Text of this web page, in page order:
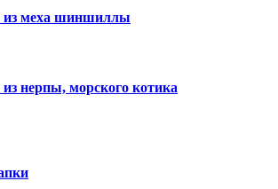
меха шиншиллы
нерпы, морского котика